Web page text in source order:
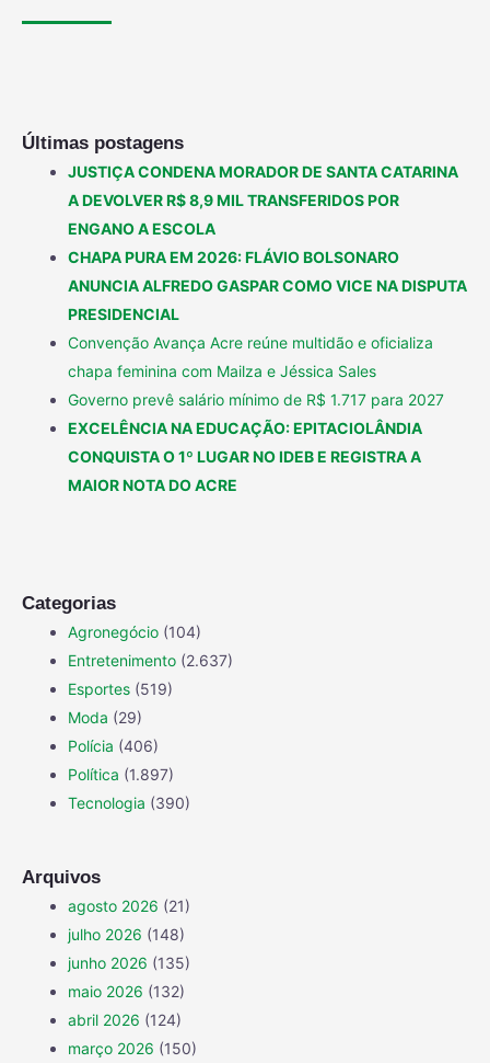
Últimas postagens
JUSTIÇA CONDENA MORADOR DE SANTA CATARINA
A DEVOLVER R$ 8,9 MIL TRANSFERIDOS POR
ENGANO A ESCOLA
CHAPA PURA EM 2026: FLÁVIO BOLSONARO
ANUNCIA ALFREDO GASPAR COMO VICE NA DISPUTA
PRESIDENCIAL
Convenção Avança Acre reúne multidão e oficializa
chapa feminina com Mailza e Jéssica Sales
Governo prevê salário mínimo de R$ 1.717 para 2027
EXCELÊNCIA NA EDUCAÇÃO: EPITACIOLÂNDIA
CONQUISTA O 1º LUGAR NO IDEB E REGISTRA A
MAIOR NOTA DO ACRE
Categorias
Agronegócio (104)
Entretenimento (2.637)
Esportes (519)
Moda (29)
Polícia (406)
Política (1.897)
Tecnologia (390)
Arquivos
agosto 2026 (21)
julho 2026 (148)
junho 2026 (135)
maio 2026 (132)
abril 2026 (124)
março 2026 (150)